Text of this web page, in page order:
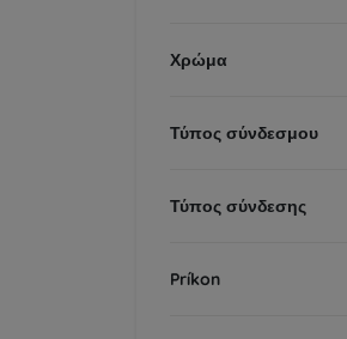
Χρώμα
Τύπος σύνδεσμου
Τύπος σύνδεσης
Príkon